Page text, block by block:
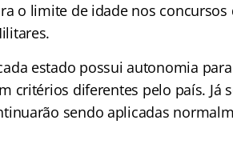
o limite de idade nos
estado possui autonomia
critérios diferentes pelo país. Já
sendo aplicadas